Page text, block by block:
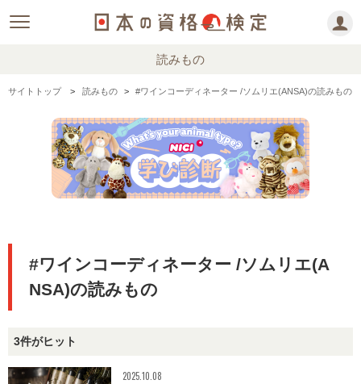
読みもの
サイトトップ 読みもの #ワインコーディネーター /ソムリエ(ANSA)の読みもの
#ワインコーディネーター /ソムリエ(A
NSA)の読みもの
3件がヒット
2025.10.08